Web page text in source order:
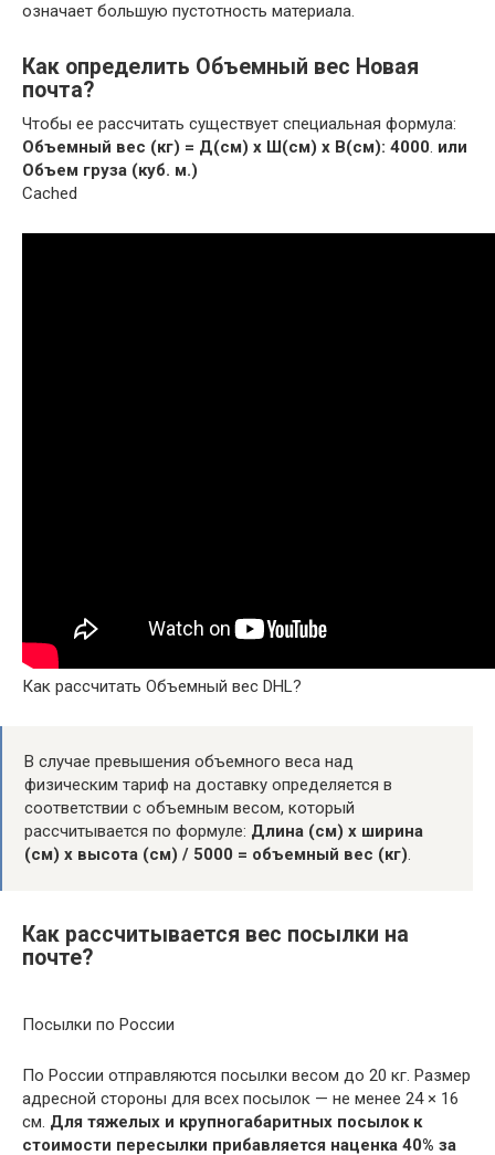
означает большую пустотность материала.
Как определить Объемный вес Новая
почта?
Чтобы ее рассчитать существует специальная формула:
Объемный вес (кг) = Д(см) х Ш(см) х В(см): 4000. или
Объем груза (куб. м.)
Cached
Как рассчитать Объемный вес DHL?
В случае превышения объемного веса над
физическим тариф на доставку определяется в
соответствии с объемным весом, который
рассчитывается по формуле: Длина (см) x ширина
(см) x высота (см) / 5000 = объемный вес (кг).
Как рассчитывается вес посылки на
почте?
Посылки по России
По России отправляются посылки весом до 20 кг. Размер
адресной стороны для всех посылок — не менее 24 × 16
см. Для тяжелых и крупногабаритных посылок к
стоимости пересылки прибавляется наценка 40% за